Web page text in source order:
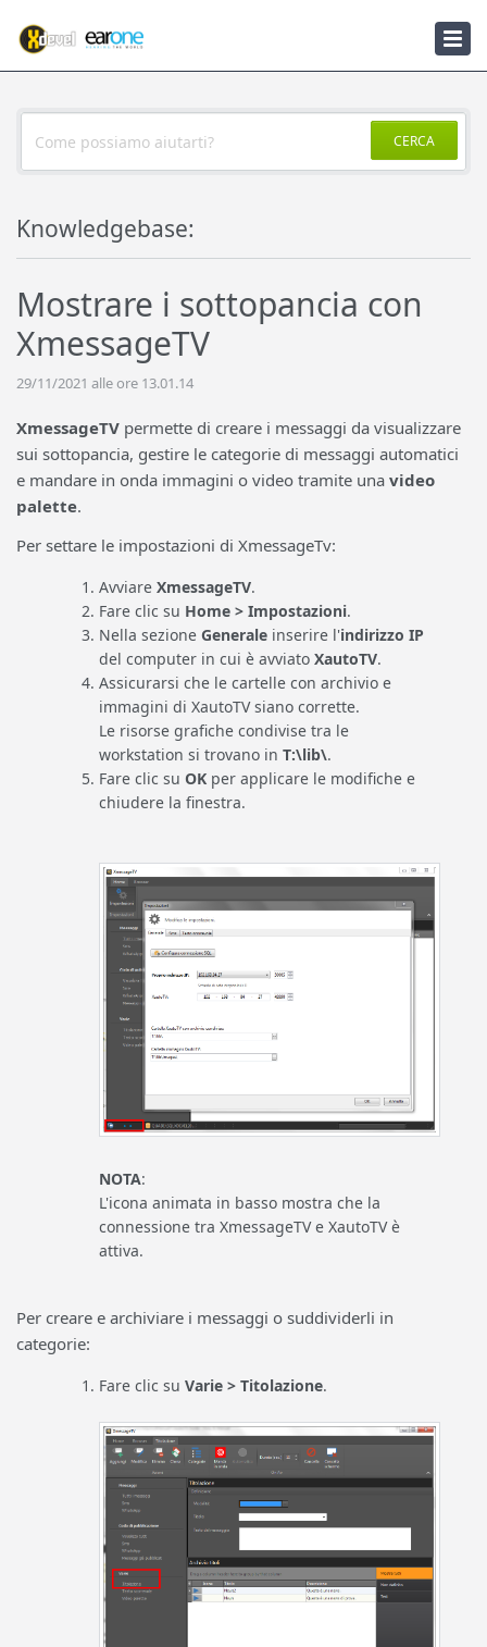
Notizie
CERCA
Knowledgebase:
Mostrare i sottopancia con
XmessageTV
29/11/2021 alle ore 13.01.14
XmessageTV permette di creare i messaggi da visualizzare
sui sottopancia, gestire le categorie di messaggi automatici
e mandare in onda immagini o video tramite una video
palette.
Per settare le impostazioni di XmessageTv:
Avviare XmessageTV.
Fare clic su Home > Impostazioni.
Nella sezione Generale inserire l'indirizzo IP
del computer in cui è avviato XautoTV.
Assicurarsi che le cartelle con archivio e
immagini di XautoTV siano corrette.
Le risorse grafiche condivise tra le
workstation si trovano in T:\lib\.
Fare clic su OK per applicare le modifiche e
chiudere la finestra.
NOTA:
L'icona animata in basso mostra che la
connessione tra XmessageTV e XautoTV è
attiva.
Per creare e archiviare i messaggi o suddividerli in
categorie:
Fare clic su Varie > Titolazione.